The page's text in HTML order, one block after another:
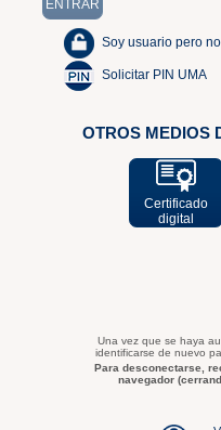
Soy usuario pero
Solicitar PIN UMA
OTROS MEDIOS
Certificado
digital
Una vez que se haya
identificarse de nuevo
Para desconectarse,
navegador